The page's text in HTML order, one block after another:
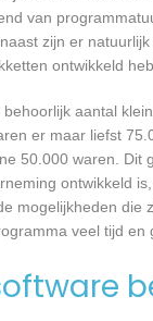
van
zijn er
ontwikkeld
aantal
er maar liefst
50.000 waren.
ontwikkeld
mogelijkheden
veel tijd en